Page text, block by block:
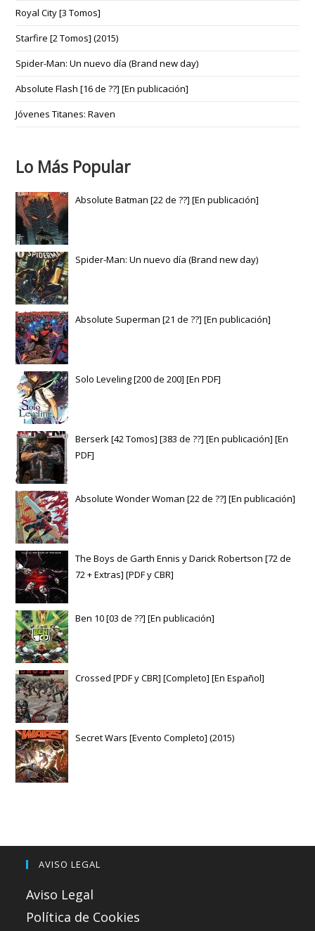
Royal City [3 Tomos]
Starfire [2 Tomos] (2015)
Spider-Man: Un nuevo día (Brand new day)
Absolute Flash [16 de ??] [En publicación]
Jóvenes Titanes: Raven
Lo Más Popular
Absolute Batman [22 de ??] [En publicación]
Spider-Man: Un nuevo día (Brand new day)
Absolute Superman [21 de ??] [En publicación]
Solo Leveling [200 de 200] [En PDF]
Berserk [42 Tomos] [383 de ??] [En publicación] [En
PDF]
Absolute Wonder Woman [22 de ??] [En publicación]
The Boys de Garth Ennis y Darick Robertson [72 de
72 + Extras] [PDF y CBR]
Ben 10 [03 de ??] [En publicación]
Crossed [PDF y CBR] [Completo] [En Español]
Secret Wars [Evento Completo] (2015)
AVISO LEGAL
Aviso Legal
Política de Cookies